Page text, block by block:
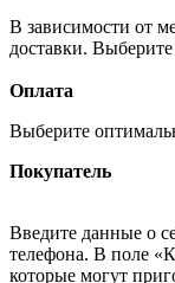
В зависимости от
доставки.
Оплата
Выберите
Покупатель
Введите данные о
телефона. В поле
которые могут